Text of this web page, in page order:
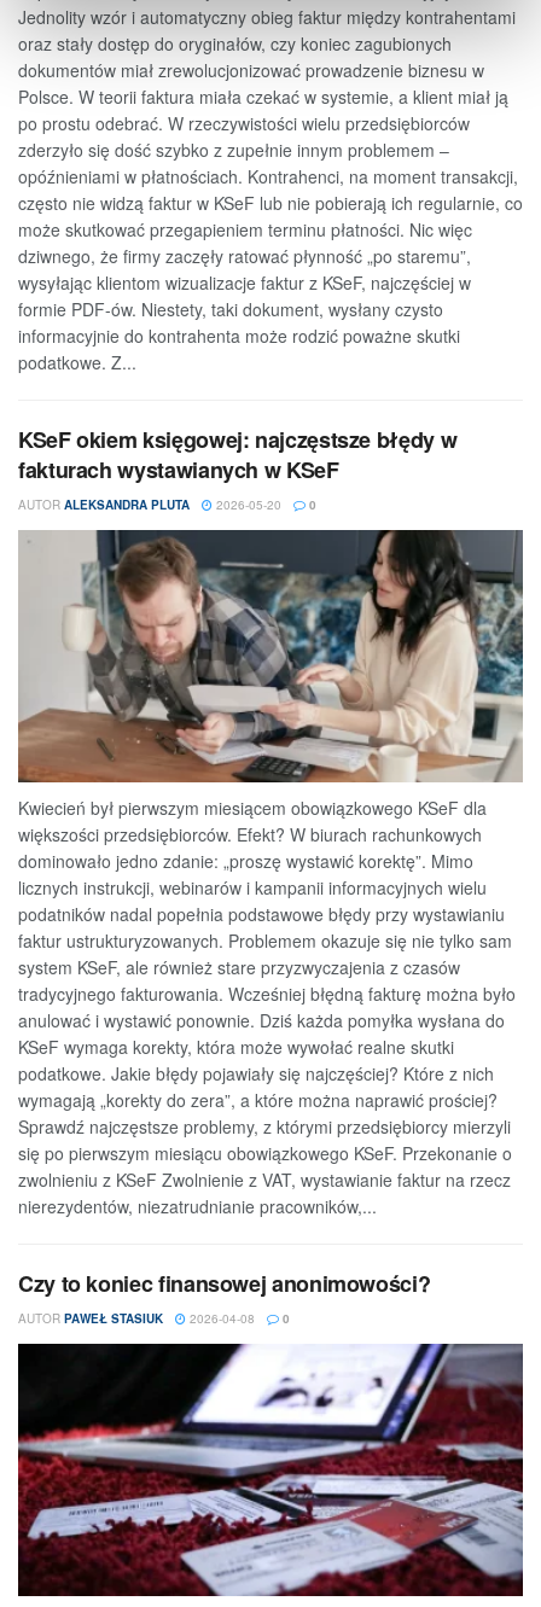
Jednolity wzór i automatyczny obieg faktur między kontrahentami
oraz stały dostęp do oryginałów, czy koniec zagubionych
dokumentów miał zrewolucjonizować prowadzenie biznesu w
Polsce. W teorii faktura miała czekać w systemie, a klient miał ją
po prostu odebrać. W rzeczywistości wielu przedsiębiorców
zderzyło się dość szybko z zupełnie innym problemem –
opóźnieniami w płatnościach. Kontrahenci, na moment transakcji,
często nie widzą faktur w KSeF lub nie pobierają ich regularnie, co
może skutkować przegapieniem terminu płatności. Nic więc
dziwnego, że firmy zaczęły ratować płynność „po staremu”,
wysyłając klientom wizualizacje faktur z KSeF, najczęściej w
formie PDF-ów. Niestety, taki dokument, wysłany czysto
informacyjnie do kontrahenta może rodzić poważne skutki
podatkowe. Z...
KSeF okiem księgowej: najczęstsze błędy w
fakturach wystawianych w KSeF
AUTOR ALEKSANDRA PLUTA 2026-05-20 0
Kwiecień był pierwszym miesiącem obowiązkowego KSeF dla
większości przedsiębiorców. Efekt? W biurach rachunkowych
dominowało jedno zdanie: „proszę wystawić korektę”. Mimo
licznych instrukcji, webinarów i kampanii informacyjnych wielu
podatników nadal popełnia podstawowe błędy przy wystawianiu
faktur ustrukturyzowanych. Problemem okazuje się nie tylko sam
system KSeF, ale również stare przyzwyczajenia z czasów
tradycyjnego fakturowania. Wcześniej błędną fakturę można było
anulować i wystawić ponownie. Dziś każda pomyłka wysłana do
KSeF wymaga korekty, która może wywołać realne skutki
podatkowe. Jakie błędy pojawiały się najczęściej? Które z nich
wymagają „korekty do zera”, a które można naprawić prościej?
Sprawdź najczęstsze problemy, z którymi przedsiębiorcy mierzyli
się po pierwszym miesiącu obowiązkowego KSeF. Przekonanie o
zwolnieniu z KSeF Zwolnienie z VAT, wystawianie faktur na rzecz
nierezydentów, niezatrudnianie pracowników,...
Czy to koniec finansowej anonimowości?
AUTOR PAWEŁ STASIUK 2026-04-08 0